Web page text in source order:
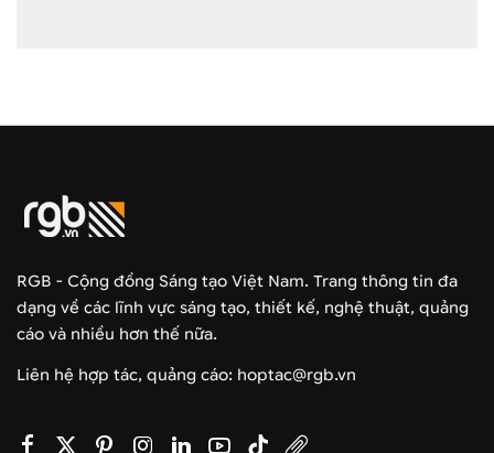
RGB - Cộng đồng Sáng tạo Việt Nam. Trang thông tin đa
dạng về các lĩnh vực sáng tạo, thiết kế, nghệ thuật, quảng
cáo và nhiều hơn thế nữa.
Liên hệ hợp tác, quảng cáo: hoptac@rgb.vn